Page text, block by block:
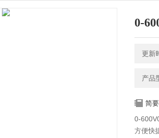
0-
更新
产品
简
0-
方便快